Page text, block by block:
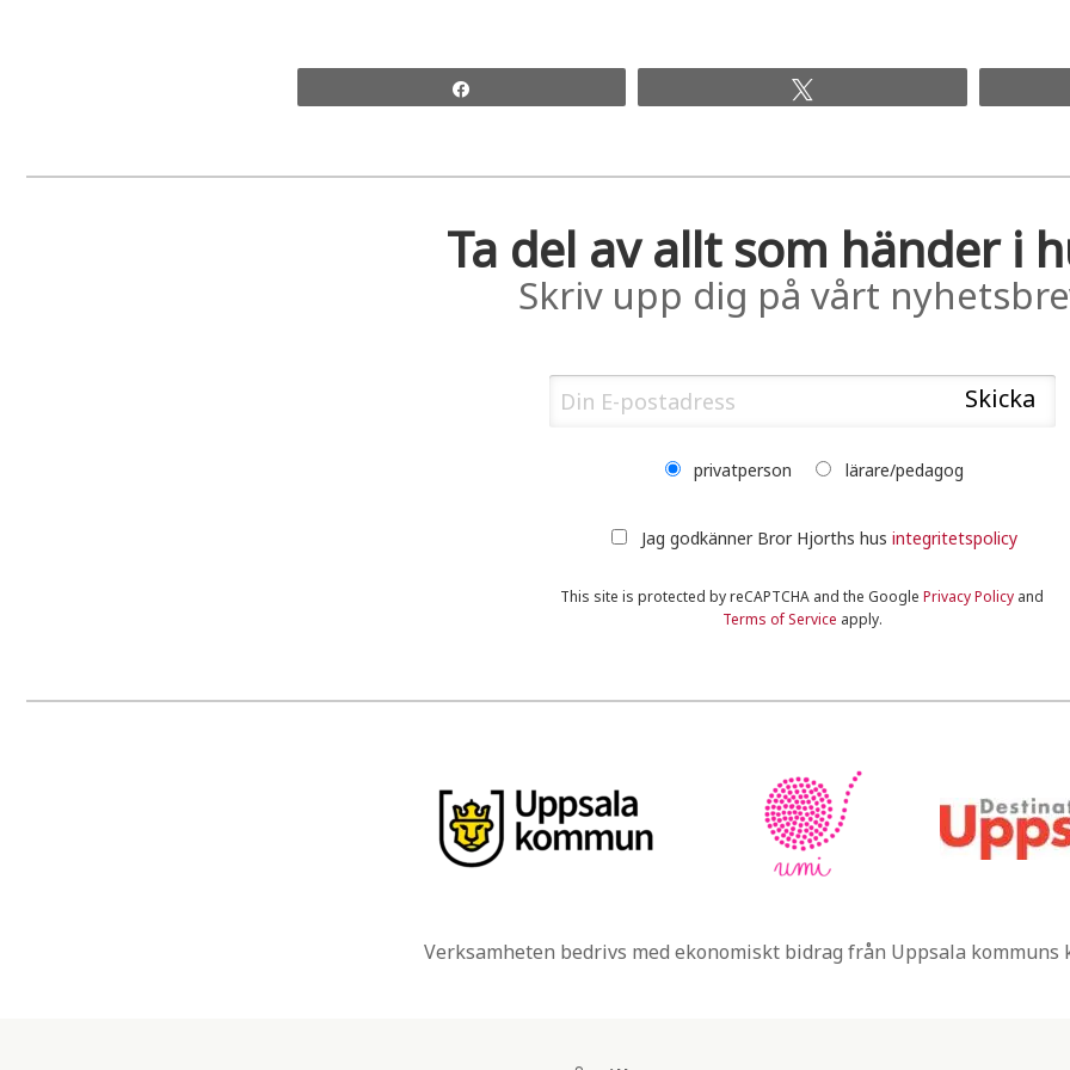
Ta del av allt som händer i
Skriv upp dig på vårt
privatperson lärare/pedagog
Jag godkänner Bror Hjorths hus integritetspolicy
This site is protected by reCAPTCHA and the GooglePrivacy Policy and
Terms of Service apply.
Verksamheten bedrivs med ekonomiskt bidrag från Uppsala kommuns